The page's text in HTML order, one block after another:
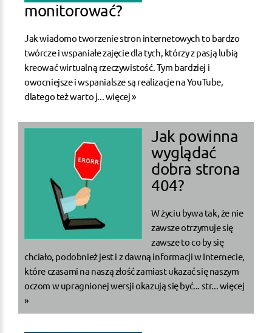
monitorować?
Jak wiadomo tworzenie stron internetowych to bardzo
twórcze i wspaniałe zajęcie dla tych, którzy z pasją lubią
kreować wirtualną rzeczywistość. Tym bardziej i
owocniejsze i wspanialsze są realizacje na YouTube,
dlatego też warto j... więcej »
Jak powinna
wyglądać
dobra strona
404?
W życiu bywa tak, że nie
zawsze otrzymuje się
zawsze to co by się
chciało, podobnież jest i z dawną informacji w Internecie,
które czasami na naszą złość zamiast ukazać się naszym
oczom w upragnionej wersji okazują się być... str... więcej
»